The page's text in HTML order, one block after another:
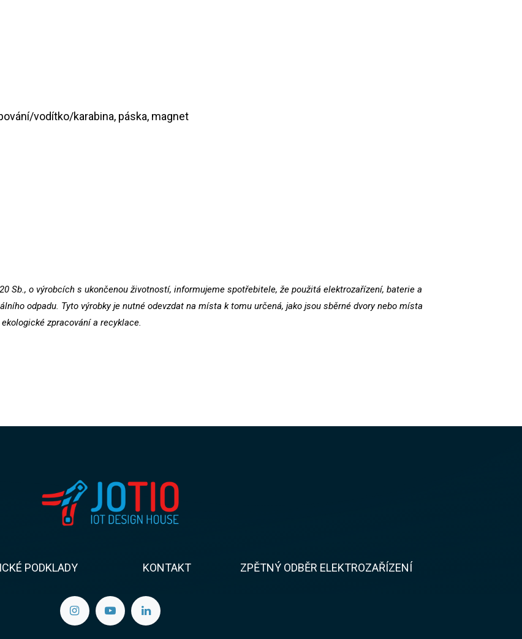
vodítko/karabina, páska, magnet
Sb., o výrobcích s ukončenou životností, informujeme spotřebitele, že použitá elektrozařízení, baterie a
odpadu. Tyto výrobky je nutné odevzdat na místa k tomu určená, jako jsou sběrné dvory nebo místa
zpracování a recyklace.
PODKLADY KONTAKT​​ ZPĚTNÝ ODBĚR ELEKTROZAŘÍZENÍ